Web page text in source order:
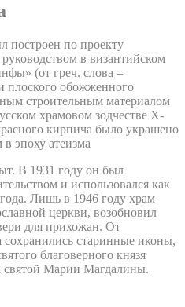
построен по проекту
в византийском
(от греч. слова –
плоского обожженного
строительным материалом
храмовом зодчестве X-
кирпича было украшено
эпоху атеизма
В 1931 году он был
и использовался как
Лишь в 1946 году храм
церкви, возобновил
для прихожан. От
старинные иконы,
благоверного князя
святой Марии Магдалины.